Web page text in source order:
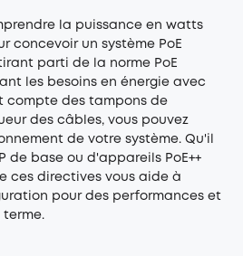
la puissance en watts
concevoir un système PoE
parti de la norme PoE
les besoins en énergie avec
compte des tampons de
des câbles, vous pouvez
de votre système. Qu'il
de base ou d'appareils PoE++
ces directives vous aide à
pour des performances et
terme.